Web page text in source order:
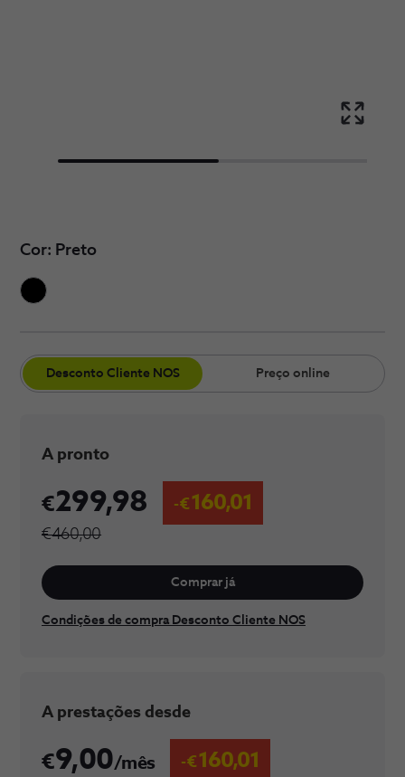
Cor: Preto
​Desconto Cliente​​ NOS Preço online
A pronto
299,98
€460,00
160,01
Comprar já
Condições de compra Desconto Cliente NOS
​A prestaç​​​ões desde
9,00/mês 160,01